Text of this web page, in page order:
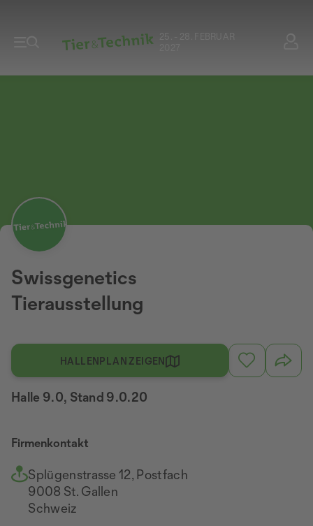
25. - 28. FEBRUAR
Swissgenetics
Tierausstellung
HALLENPLAN ZEIGEN
Halle 9.0, Stand 9.0.20
Firmenkontakt
Splügenstrasse 12, Postfach
9008 St. Gallen
Schweiz